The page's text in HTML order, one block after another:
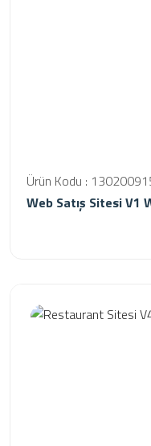
Ürün Kodu :
Web Satış Sitesi V1